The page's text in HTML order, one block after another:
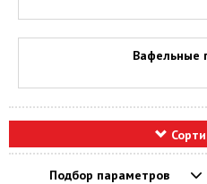
Вафельные
Подбор параметров